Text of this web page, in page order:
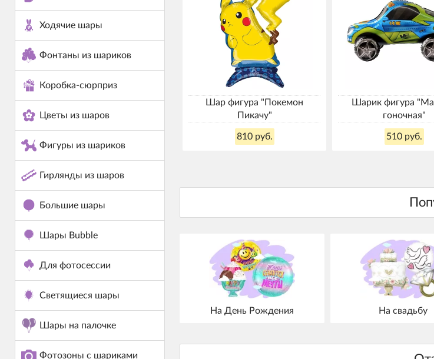
Ходячие шары
Фонтаны из шариков
Коробка-сюрприз
Цветы из шаров
Фигуры из шариков
Гирлянды из шаров
Большие шары
Шары Bubble
Для фотосессии
Светящиеся шары
Шары на палочке
Фотозоны с шариками
Шар фигура "Покемон
Пикачу"
810 руб.
Шарик фигура
гоночная"
510 руб.
На День Рождения На свадьбу